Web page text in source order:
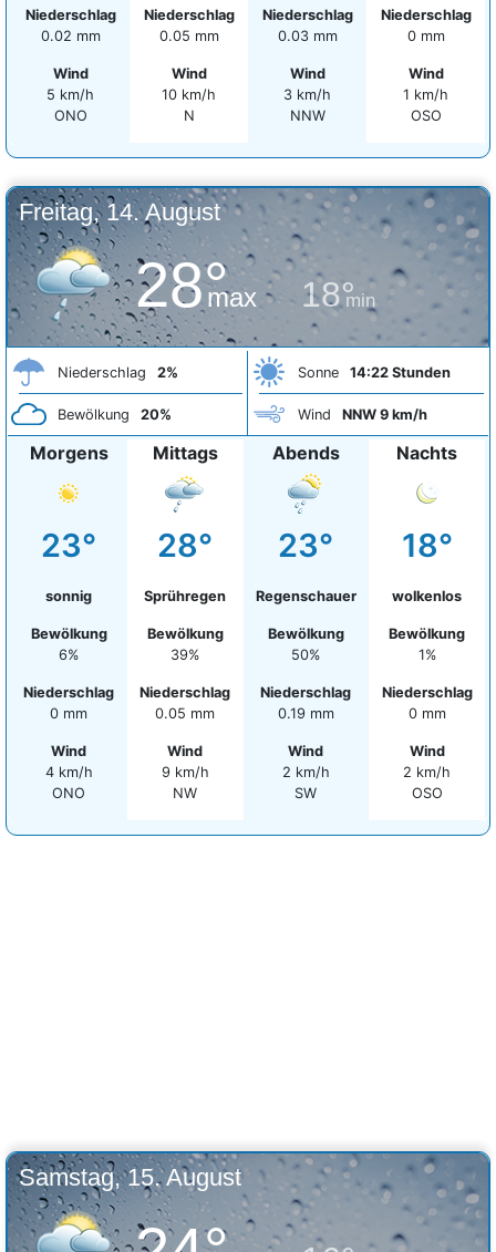
Niederschlag
0.02 mm
Wind
5 km/h
ONO
Niederschlag
0.05 mm
Wind
10 km/h
N
Niederschlag
0.03 mm
Wind
3 km/h
NNW
Niederschlag
0 mm
Wind
1 km/h
OSO
Freitag, 14. August
28°
max 18°
min
Niederschlag 2%
Bewölkung 20%
Sonne 14:22 Stunden
Wind NNW 9 km/h
Morgens
23°
sonnig
Bewölkung
6%
Niederschlag
0 mm
Wind
4 km/h
ONO
Mittags
28°
Sprühregen
Bewölkung
39%
Niederschlag
0.05 mm
Wind
9 km/h
NW
Abends
23°
Regenschauer
Bewölkung
50%
Niederschlag
0.19 mm
Wind
2 km/h
SW
Nachts
18°
wolkenlos
Bewölkung
1%
Niederschlag
0 mm
Wind
2 km/h
OSO
Samstag, 15. August